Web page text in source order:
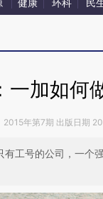
健康 环科 民
一加如何
2015年第7期 出版日期
工号的公司，一个